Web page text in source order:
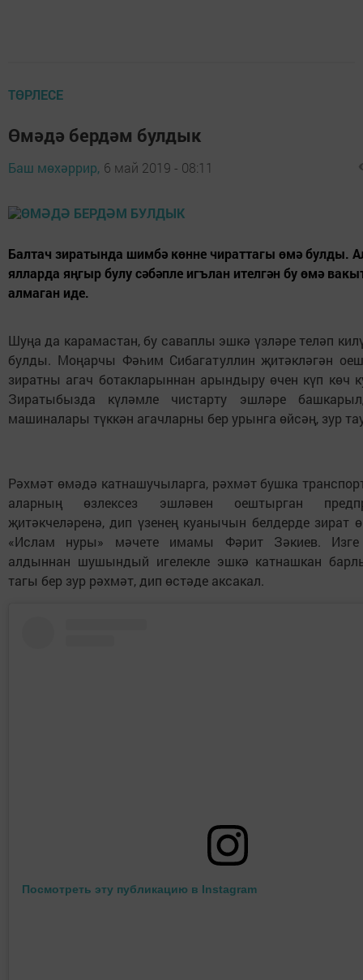
ТӨРЛЕСЕ
Өмәдә бердәм булдык
Баш мөхәррир, 6 май 2019 - 08:11
Балтач зиратында шимбә көнне чираттагы өмә булды.
ялларда яңгыр булу сәбәпле игълан ителгән бу өмә
алмаган иде.
Шуңа да карамастан, бу саваплы эшкә үзләре теләп
булды. Моңарчы Фәһим Сибагатуллин җитәкләгән
зиратны агач ботакларыннан арындыру өчен күп көч
Зиратыбызда күләмле чистарту эшләре
машиналары түккән агачларны бер урынга өйсәң, зур
Рәхмәт өмәдә катнашучыларга, рәхмәт бушка
аларның өзлексез эшләвен оештырган
җитәкчеләренә, дип үзенең куанычын белдерде зират
«Ислам нуры» мәчете имамы Фәрит Зәкиев.
алдыннан шушындый игелекле эшкә катнашкан
тагы бер зур рәхмәт, дип өстәде аксакал.
Посмотреть эту публикацию в Instagram